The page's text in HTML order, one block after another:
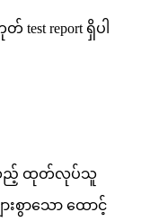
report ရှိပါ
သည့် ထုတ်လုပ်သူ
းစွာသော ထောင့်